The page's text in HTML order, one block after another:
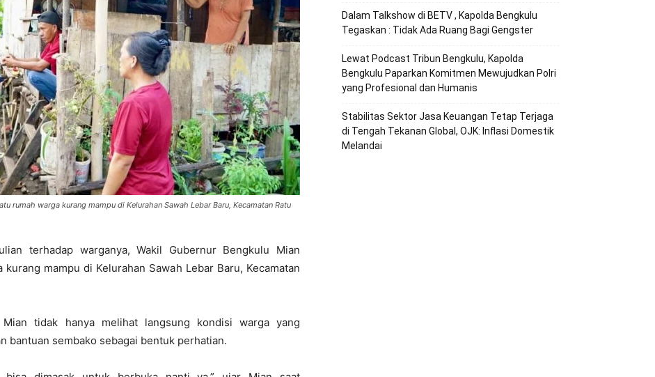
rumah warga kurang mampu di Kelurahan Sawah Lebar Baru, Kecamatan Ratu
terhadap warganya, Wakil Gubernur Bengkulu Mian
mampu di Kelurahan Sawah Lebar Baru, Kecamatan
tidak hanya melihat langsung kondisi warga yang
bantuan sembako sebagai bentuk perhatian.
Dalam Talkshow di BETV , Kapolda Bengkulu
Tegaskan : Tidak Ada Ruang Bagi Gengster
Lewat Podcast Tribun Bengkulu, Kapolda
Bengkulu Paparkan Komitmen Mewujudkan Polri
yang Profesional dan Humanis
Stabilitas Sektor Jasa Keuangan Tetap Terjaga
di Tengah Tekanan Global, OJK: Inflasi Domestik
Melandai